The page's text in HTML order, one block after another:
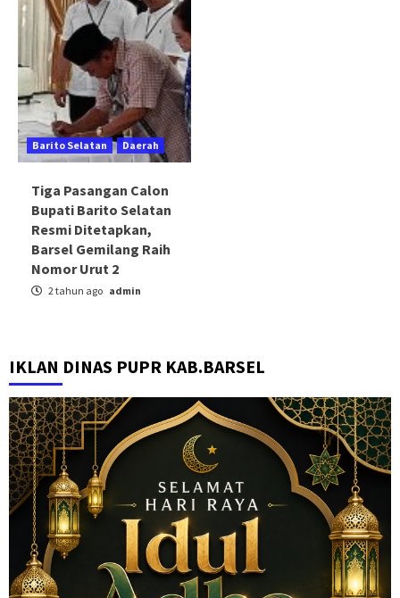
Barito Selatan Daerah
Tiga Pasangan Calon
Bupati Barito Selatan
Resmi Ditetapkan,
Barsel Gemilang Raih
Nomor Urut 2
2 tahun ago admin
IKLAN DINAS PUPR KAB.BARSEL